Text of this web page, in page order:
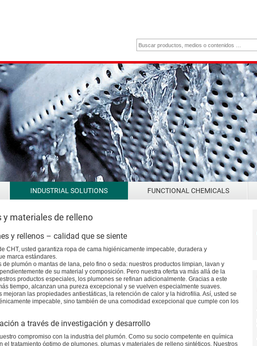
INDUSTRIAL SOLUTIONS FUNCTIONAL CHEMICALS
materiales de relleno
y rellenos – calidad que se siente
CHT, usted garantiza ropa de cama higiénicamente impecable, duradera y
marca estándares.
plumón o mantas de lana, pelo fino o seda: nuestros productos limpian, lavan y
de su material y composición. Pero nuestra oferta va más allá de la
productos especiales, los plumones se refinan adicionalmente. Gracias a este
tiempo, alcanzan una pureza excepcional y se vuelven especialmente suaves.
las propiedades antiestáticas, la retención de calor y la hidrofilia. Así, usted se
impecable, sino también de una comodidad excepcional que cumple con los
a través de investigación y desarrollo
compromiso con la industria del plumón. Como su socio competente en química
el tratamiento óptimo de plumones, plumas y materiales de relleno sintéticos. Nuestros